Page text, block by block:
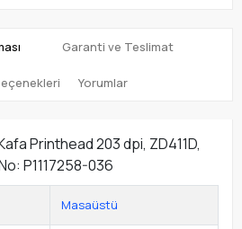
Garanti ve Teslimat
Yorumlar
Printhead 203 dpi, ZD411D,
P1117258-036
Masaüstü